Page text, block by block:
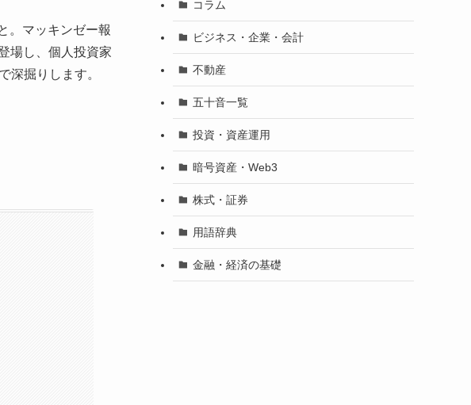
。マッキンゼー報
場し、個人投資家
で深掘りします。
コラム
ビジネス・企業・会計
不動産
五十音一覧
投資・資産運用
暗号資産・Web3
株式・証券
用語辞典
金融・経済の基礎